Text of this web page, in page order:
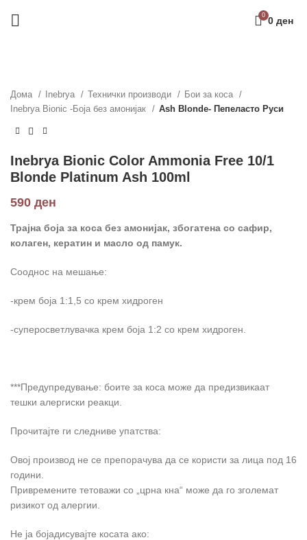
0 0 ден
Дома Inebrya Технички производи
Бои за коса
Inebrya Bionic -Боја без амонијак
Ash Blonde- Пепеласто Руси
Inebrya Bionic Color Ammonia Free 10/1
Blonde Platinum Ash 100ml
590 ден
Трајна боја за коса без амонијак, збогатена со сафир,
колаген, кератин и масло од памук.
Сооднос на мешање:
-крем боја 1:1,5 со крем хидроген
-суперосветлувачка крем боја 1:2 со крем хидроген.
***Предупредување: боите за коса може да предизвикаат
тешки алергиски реакци.
Прочитајте ги следниве упатства:
Овој производ не се препорачува да се користи за лица под 16
години.
Привремените тетоважи со „црна кна“ може да го зголемат
ризикот од алергии.
Не ја бојадисувајте косата ако: